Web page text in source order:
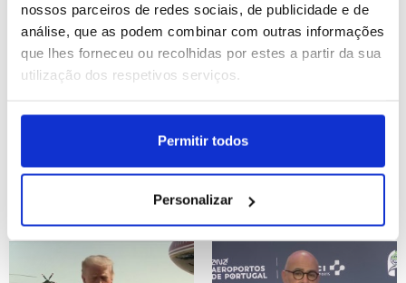
nossos parceiros de redes sociais, de publicidade e de
análise, que as podem combinar com outras informações
que lhes forneceu ou recolhidas por estes a partir da sua
utilização dos respetivos serviços.
Permitir todos
Personalizar
abandonar as casas
Iorque propõe que
julgamento de Maduro
2027
ID: 47502773